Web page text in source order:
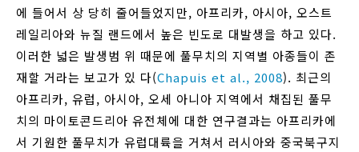
에 들어서 상 당히 줄어들었지만, 아프리카, 아시아, 오스트
레일리아와 뉴질 랜드에서 높은 빈도로 대발생을 하고 있다.
이러한 넓은 발생범 위 때문에 풀무치의 지역별 아종들이 존
재할 거라는 보고가 있 다(Chapuis et al., 2008). 최근의
아프리카, 유럽, 아시아, 오세 아니아 지역에서 채집된 풀무
치의 마이토콘드리아 유전체에 대한 연구결과는 아프리카에
서 기원한 풀무치가 유럽대륙을 거쳐서 러시아와 중국북구지